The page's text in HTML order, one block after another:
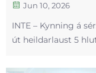
Jun 10, 2026
INTE – Kynning á
út heildarlaust 5
erlent